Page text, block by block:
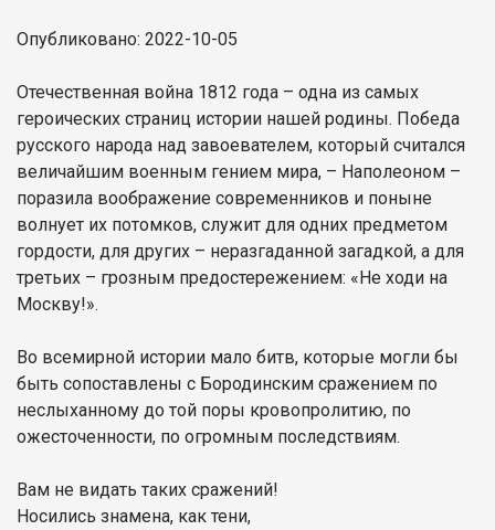
Опубликовано: 2022-10-05
Отечественная война 1812 года – одна из самых
героических страниц истории нашей родины. Победа
русского народа над завоевателем, который считался
величайшим военным гением мира, – Наполеоном –
поразила воображение современников и поныне
волнует их потомков, служит для одних предметом
гордости, для других – неразгаданной загадкой, а для
третьих – грозным предостережением: «Не ходи на
Москву!».
Во всемирной истории мало битв, которые могли бы
быть сопоставлены с Бородинским сражением по
неслыханному до той поры кровопролитию, по
ожесточенности, по огромным последствиям.
Вам не видать таких сражений!
Носились знамена, как тени,